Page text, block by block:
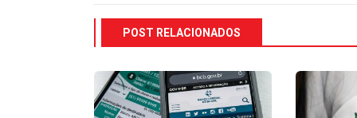
POST RELACIONADOS